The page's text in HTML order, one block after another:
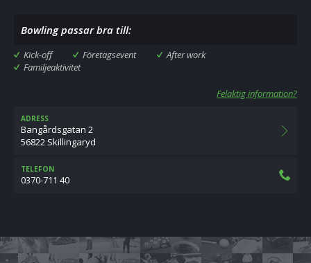
Bowling passar bra till:
Kick-off Företagsevent
After work
Familjeaktivitet
Felaktig information?
ADRESS
Bangårdsgatan 2
56822 Skillingaryd
TELEFON
0370-711 40